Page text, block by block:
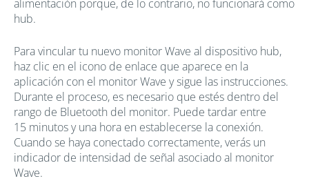
alimentación porque, de lo contrario, no funcionará como
hub.
Para vincular tu nuevo monitor Wave al dispositivo hub,
haz clic en el icono de enlace que aparece en la
aplicación con el monitor Wave y sigue las instrucciones.
Durante el proceso, es necesario que estés dentro del
rango de Bluetooth del monitor. Puede tardar entre
15 minutos y una hora en establecerse la conexión.
Cuando se haya conectado correctamente, verás un
indicador de intensidad de señal asociado al monitor
Wave.